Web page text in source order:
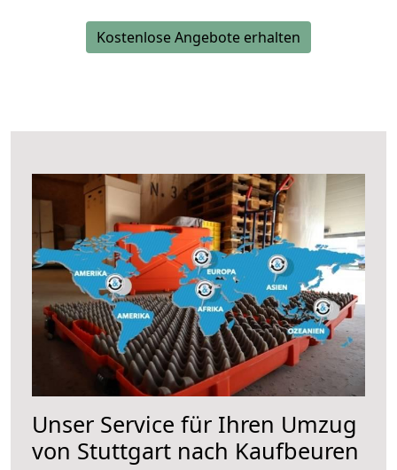
Kostenlose Angebote erhalten
Unser Service für Ihren Umzug
von Stuttgart nach Kaufbeuren